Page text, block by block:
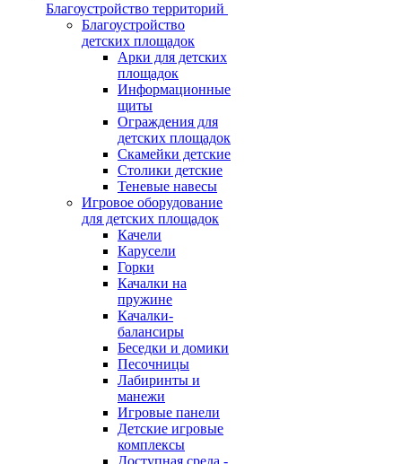
Благоустройство территорий
Благоустройство
детских площадок
Арки для детских
площадок
Информационные
щиты
Ограждения для
детских площадок
Скамейки детские
Столики детские
Теневые навесы
Игровое оборудование
для детских площадок
Качели
Карусели
Горки
Качалки на
пружине
Качалки-
балансиры
Беседки и домики
Песочницы
Лабиринты и
манежи
Игровые панели
Детские игровые
комплексы
Доступная среда -